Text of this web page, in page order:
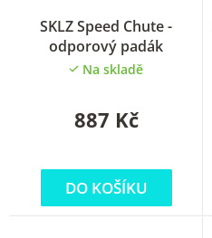
SKLZ Speed Chute -
odporový padák
Na skladě
887 Kč
DO KOŠÍKU